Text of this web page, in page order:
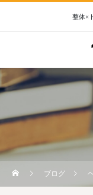
整体×
ブログ